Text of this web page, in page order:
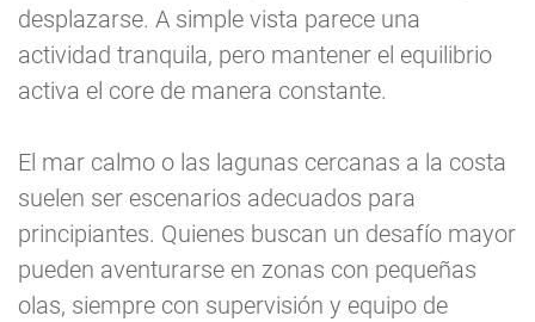
desplazarse. A simple vista parece una
actividad tranquila, pero mantener el equilibrio
activa el core de manera constante.
El mar calmo o las lagunas cercanas a la costa
suelen ser escenarios adecuados para
principiantes. Quienes buscan un desafío mayor
pueden aventurarse en zonas con pequeñas
olas, siempre con supervisión y equipo de